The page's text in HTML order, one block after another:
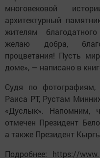
многовековой
архитектурный
жителям
желаю добра,
процветания! Пусть
доме», — написано в
Судя по фотографиям,
Раиса РТ, Рустам
«Дуслык». Напомним,
отмечен Президент
а также Президент
Подробнее: https://